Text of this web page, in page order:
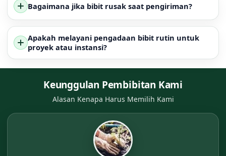
Bagaimana jika bibit rusak saat pengiriman?
Apakah melayani pengadaan bibit rutin untuk
proyek atau instansi?
Keunggulan Pembibitan Kami
Alasan Kenapa Harus Memilih Kami